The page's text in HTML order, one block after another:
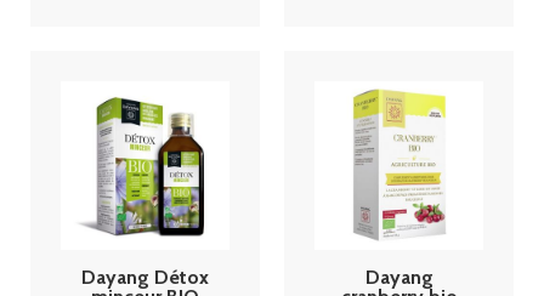
Dayang Détox
Dayang